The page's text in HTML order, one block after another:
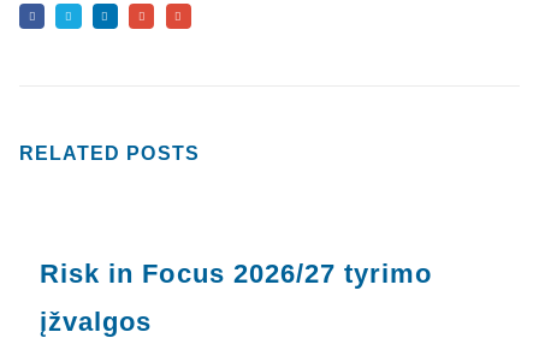
RELATED POSTS
Risk in Focus 2026/27 tyrimo
įžvalgos